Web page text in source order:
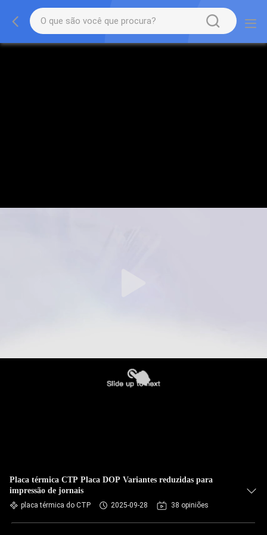
Placa térmica CTP Placa DOP Variantes reduzidas para
impressão de jornais
placa térmica do CTP 2025-09-28 38 opiniões